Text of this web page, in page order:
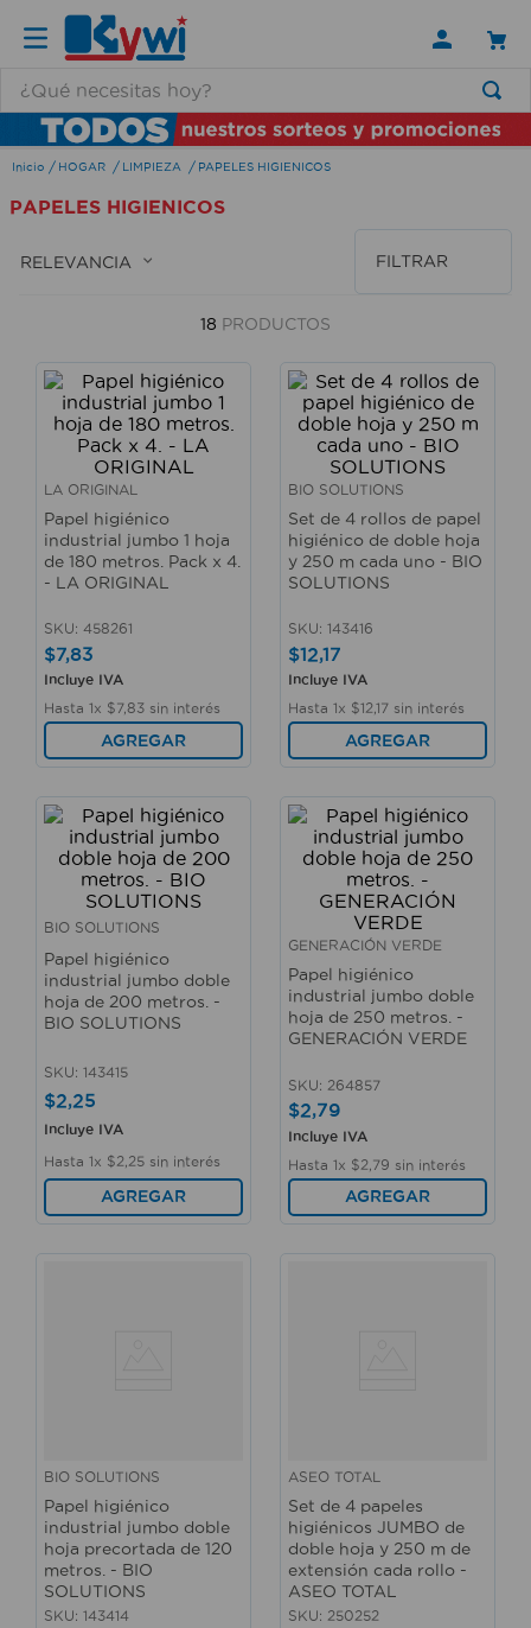
HOGAR LIMPIEZA PAPELES HIGIENICOS
PAPELES HIGIENICOS
RELEVANCIA FILTRAR
18 PRODUCTOS
LA ORIGINAL
Papel higiénico
industrial jumbo 1 hoja
de 180 metros. Pack x 4.
- LA ORIGINAL
SKU: 458261
$7,83
Incluye IVA
Hasta 1x $7,83 sin interés
AGREGAR
BIO SOLUTIONS
Set de 4 rollos de papel
higiénico de doble hoja
y 250 m cada uno - BIO
SOLUTIONS
SKU: 143416
$12,17
Incluye IVA
Hasta 1x $1217 sin interés
AGREGAR
BIO SOLUTIONS
Papel higiénico
industrial jumbo doble
hoja de 200 metros. -
BIO SOLUTIONS
SKU: 143415
$2,25
Incluye IVA
Hasta 1x $2 25 sin interés
AGREGAR
GENERACIÓN VERDE
Papel higiénico
industrial jumbo doble
hoja de 250 metros. -
GENERACIÓN VERDE
SKU: 264857
$2,79
Incluye IVA
Hasta 1x $2 79 sin interés
AGREGAR
BIO SOLUTIONS
Papel higiénico
industrial jumbo doble
hoja precortada de 120
metros. - BIO
SOLUTIONS
SKU: 143414
ASEO TOTAL
Set de 4 papeles
higiénicos JUMBO de
doble hoja y 250 m de
extensión cada rollo -
ASEO TOTAL
SKU: 250252
TÉRMINOS MÁS BUSCADOS
1.
lamparas
2.
ducha
3.
silla
escritorio
cerradura
aspiradora
taladro